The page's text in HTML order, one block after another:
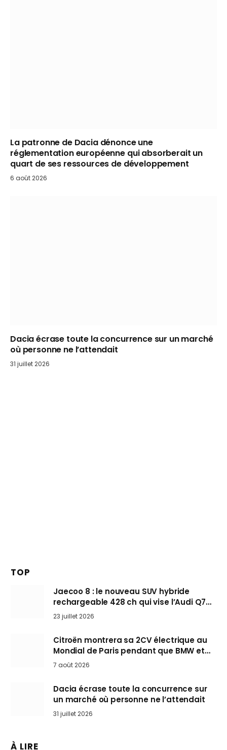
La patronne de Dacia dénonce une
réglementation européenne qui absorberait un
quart de ses ressources de développement
6 août 2026
Dacia écrase toute la concurrence sur un marché
où personne ne l’attendait
31 juillet 2026
TOP
Jaecoo 8 : le nouveau SUV hybride
rechargeable 428 ch qui vise l’Audi Q7
arrive en Europe cet automne
23 juillet 2026
Citroën montrera sa 2CV électrique au
Mondial de Paris pendant que BMW et
Mini désertent le salon
7 août 2026
Dacia écrase toute la concurrence sur
un marché où personne ne l’attendait
31 juillet 2026
À LIRE